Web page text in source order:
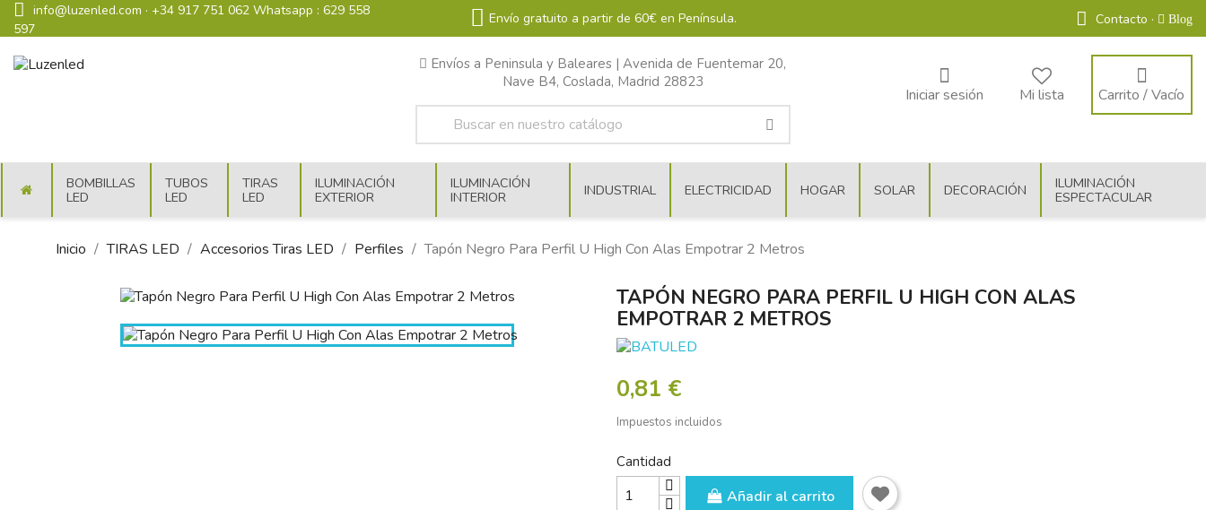
info@luzenled.com · +34 917 751 062 Whatsapp : 629 558
597
Envío gratuito a partir de 60€ en Península. Contacto · Blog
Envíos a Peninsula y Baleares | Avenida de Fuentemar 20,
Nave B4, Coslada, Madrid 28823
Mi lista Carrito / Vacío
Iniciar sesión
BOMBILLAS
LED
TUBOS
LED
TIRAS
LED
ILUMINACIÓN
EXTERIOR
ILUMINACIÓN
INTERIOR
INDUSTRIAL ELECTRICIDAD HOGAR SOLAR DECORACIÓN
ILUMINACIÓN
ESPECTACULAR
Inicio TIRAS LED Accesorios Tiras LED Perfiles Tapón Negro Para Perfil U High Con Alas Empotrar 2 Metros
TAPÓN NEGRO PARA PERFIL U HIGH CON ALAS
EMPOTRAR 2 METROS
0,81 €
Impuestos incluidos
Cantidad
Añadir al carrito